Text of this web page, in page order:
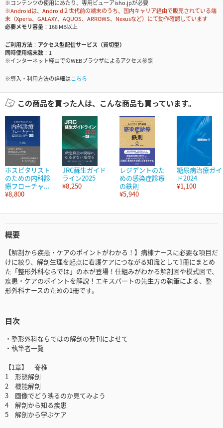
※コンテンツの使用にあたり、専用ビューアisho.jpが必要
※Androidは、Android２世代前の端末のうち、国内キャリア経由で販売されている端
末（Xperia、GALAXY、AQUOS、ARROWS、Nexusなど）にて動作確認しています
必要メモリ容量
168 MB以上
ご利用方法
アクセス型配信サービス（買切型）
同時使用端末数
1
※インターネット経由でのWEBブラウザによるアクセス参照
※導入・利用方法の詳細はこちら
この商品を買った人は、こんな商品も買っています。
ホスピタリスト
のための内科診
療フローチャ...
¥8,800
JRC蘇生ガイド
ライン2025
¥8,250
レジデントのた
めの感染症診療
の鉄則
¥5,940
糖尿病治療ガイ
ド2024
¥1,100
概要
【解剖から疾患・ケアのポイントがわかる！】病棟ナースに必要な項目だ
けに絞り、解剖生理を起点に看護ケアにつながる知識として1冊にまとめ
た「整形外科ならでは」の本が登場！仕組みがわかる解剖図や模式図で、
疾患・ケアのポイントを解説！エキスパートの先生方の執筆による、整
形外科ナースのための1冊です。
目次
・整形外科ならではの解剖の発刊によせて
・執筆者一覧
【1章】 脊椎
1 形態解剖
2 機能解剖
3 画像でどう映るのか見てみよう
4 解剖から知る疾患
5 解剖から学ぶケア